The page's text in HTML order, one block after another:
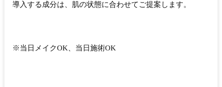
導入する成分は、肌の状態に合わせてご提案します。
※当日メイクOK、当日施術OK